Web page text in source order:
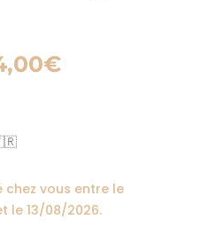
€Plage
chez vous entre le
le13/08/2026.